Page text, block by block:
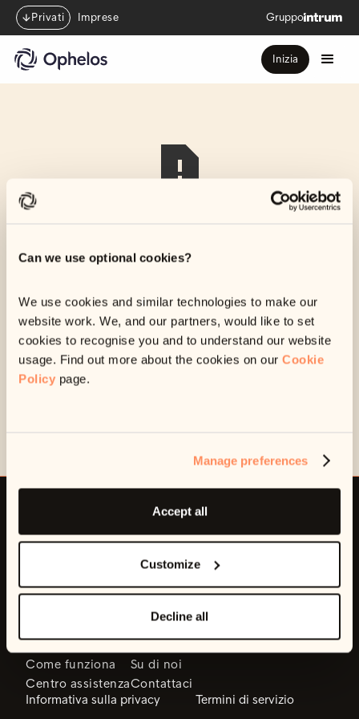
Can we use optional cookies?
We use cookies and similar technologies to make our
website work. We, and our partners, would like to set
cookies to recognise you and to understand our website
usage. Find out more about the cookies on our Cookie
Policy page.
Manage preferences
Accept all
Customize
Decline all
Privati Imprese Gruppo
Inizia
Ci dispiace,
non riusciamo
a trovare
quella pagina
Milano
OPHELOS
Come funziona
Centro assistenza
AZIENDA
Su di noi
Contattaci
Informativa sulla privacy
Termini di servizio